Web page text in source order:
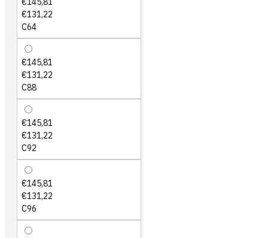
€131,22
C64
€145,81
€131,22
C88
€145,81
€131,22
C92
€145,81
€131,22
C96